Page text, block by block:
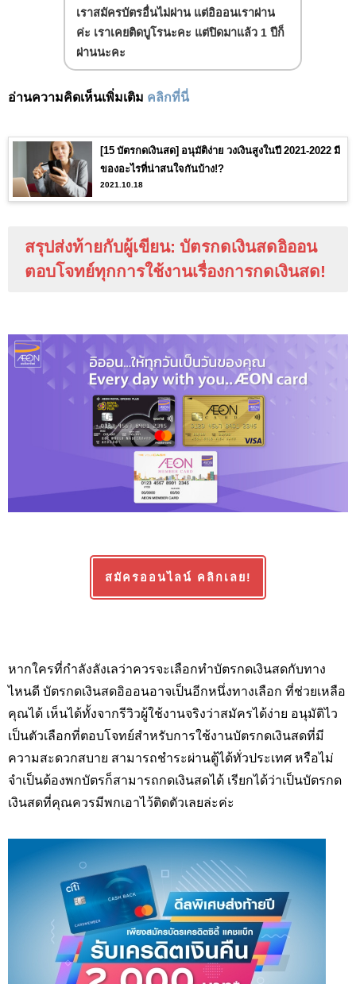
เราสมัครบัตรอื่นไม่ผ่าน แต่อิออนเราผ่าน
ค่ะ เราเคยติดบูโรนะคะ แต่ปิดมาแล้ว 1 ปีก็
ผ่านนะคะ
อ่านความคิดเห็นเพิ่มเติม คลิกที่นี่
[15 บัตรกดเงินสด] อนุมัติง่าย วงเงินสูงในปี 2021-2022 มี
ของอะไรที่น่าสนใจกันบ้าง!?
2021.10.18
สรุปส่งท้ายกับผู้เขียน: บัตรกดเงินสดอิออน
ตอบโจทย์ทุกการใช้งานเรื่องการกดเงินสด!
สมัครออนไลน์ คลิกเลย!
หากใครที่กำลังลังเลว่าควรจะเลือกทำบัตรกดเงินสดกับทาง
ไหนดี บัตรกดเงินสดอิออนอาจเป็นอีกหนึ่งทางเลือก ที่ช่วยเหลือ
คุณได้ เห็นได้ทั้งจากรีวิวผู้ใช้งานจริงว่าสมัครได้ง่าย อนุมัติไว
เป็นตัวเลือกที่ตอบโจทย์สำหรับการใช้งานบัตรกดเงินสดที่มี
ความสะดวกสบาย สามารถชำระผ่านตู้ได้ทั่วประเทศ หรือไม่
จำเป็นต้องพกบัตรก็สามารถกดเงินสดได้ เรียกได้ว่าเป็นบัตรกด
เงินสดที่คุณควรมีพกเอาไว้ติดตัวเลยล่ะค่ะ